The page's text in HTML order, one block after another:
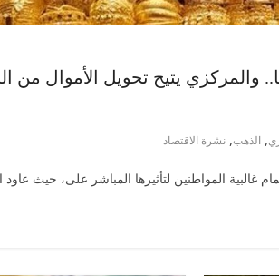
الذهب يرتفع 50 جنيهًا.. والمركزي يتيح تحويل
, الذهب, نشرة الاقتصاد
المواطنين لتأثيرها المباشر على، حيث عاود